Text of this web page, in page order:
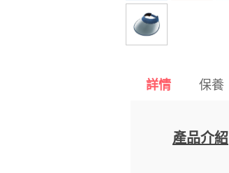
詳情 保養
產品介紹